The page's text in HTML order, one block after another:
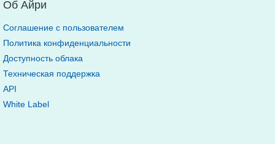
Об Айри
Соглашение с пользователем
Политика конфиденциальности
Доступность облака
Техническая поддержка
API
White Label